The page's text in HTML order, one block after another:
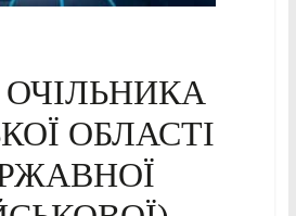
ОЧІЛЬНИКА
ОБЛАСТІ